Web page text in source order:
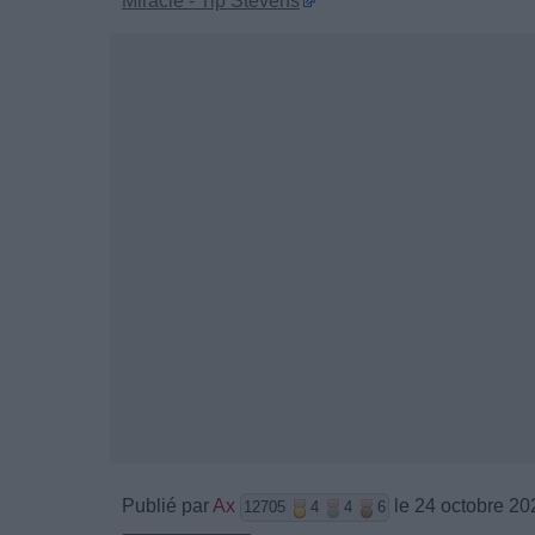
Publié parAx 12705 4 4 6 le 24 octobre